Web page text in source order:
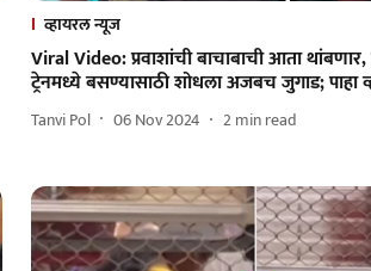
व्हायरल न्यूज
Viral Video: प्रवाशांची बाचाबाची आता थांबणार,
ट्रेनमध्ये बसण्यासाठी शोधला अजबच जुगाड; पाहा
Tanvi Pol 06 Nov 2024 2min read